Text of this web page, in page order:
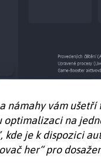
námahy vám
optimalizaci na
kde je k dispozici
her“ pro